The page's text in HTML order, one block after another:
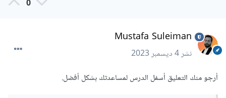
0
Mustafa Suleiman
نشر4 ديسمبر 2023
أرجو منك التعليق أسفل الدرس لمساعدتك بشكل أفضل.